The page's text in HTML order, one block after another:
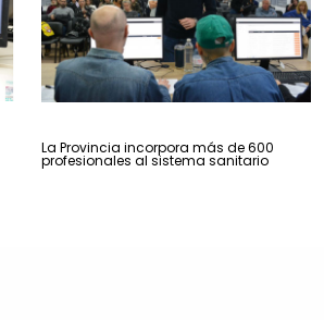
La Provincia incorpora más de 600
profesionales al sistema sanitario